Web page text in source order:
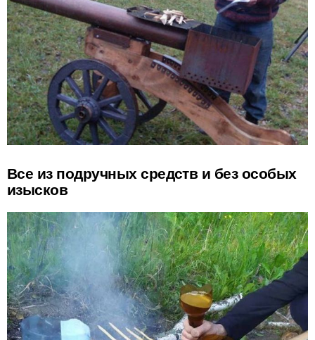
Все из подручных средств и без особых
изысков